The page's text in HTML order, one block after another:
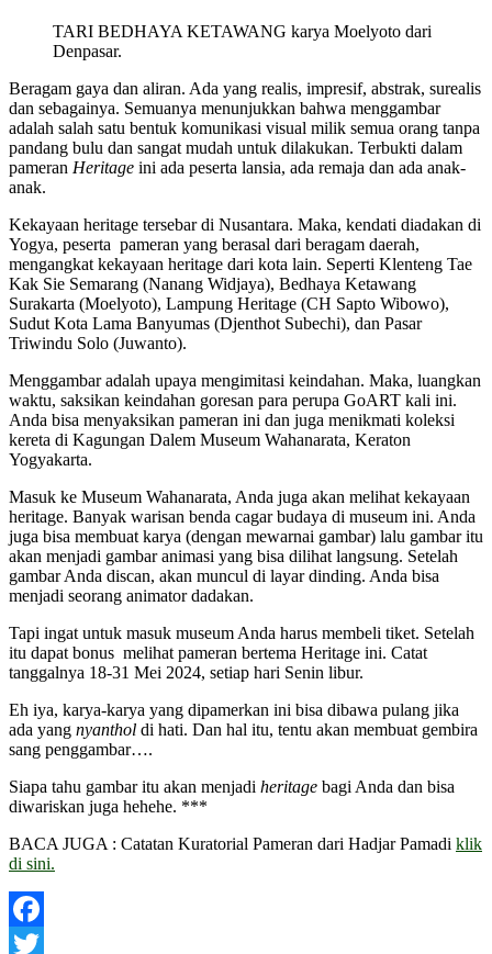
TARI BEDHAYA KETAWANG karya Moelyoto dari
Denpasar.
Beragam gaya dan aliran. Ada yang realis, impresif, abstrak, surealis
dan sebagainya. Semuanya menunjukkan bahwa menggambar
adalah salah satu bentuk komunikasi visual milik semua orang tanpa
pandang bulu dan sangat mudah untuk dilakukan. Terbukti dalam
pameran Heritage ini ada peserta lansia, ada remaja dan ada anak-
anak.
Kekayaan heritage tersebar di Nusantara. Maka, kendati diadakan di
Yogya, peserta pameran yang berasal dari beragam daerah,
mengangkat kekayaan heritage dari kota lain. Seperti Klenteng Tae
Kak Sie Semarang (Nanang Widjaya), Bedhaya Ketawang
Surakarta (Moelyoto), Lampung Heritage (CH Sapto Wibowo),
Sudut Kota Lama Banyumas (Djenthot Subechi), dan Pasar
Triwindu Solo (Juwanto).
Menggambar adalah upaya mengimitasi keindahan. Maka, luangkan
waktu, saksikan keindahan goresan para perupa GoART kali ini.
Anda bisa menyaksikan pameran ini dan juga menikmati koleksi
kereta di Kagungan Dalem Museum Wahanarata, Keraton
Yogyakarta.
Masuk ke Museum Wahanarata, Anda juga akan melihat kekayaan
heritage. Banyak warisan benda cagar budaya di museum ini. Anda
juga bisa membuat karya (dengan mewarnai gambar) lalu gambar itu
akan menjadi gambar animasi yang bisa dilihat langsung. Setelah
gambar Anda discan, akan muncul di layar dinding. Anda bisa
menjadi seorang animator dadakan.
Tapi ingat untuk masuk museum Anda harus membeli tiket. Setelah
itu dapat bonus melihat pameran bertema Heritage ini. Catat
tanggalnya 18-31 Mei 2024, setiap hari Senin libur.
Eh iya, karya-karya yang dipamerkan ini bisa dibawa pulang jika
ada yang nyanthol di hati. Dan hal itu, tentu akan membuat gembira
sang penggambar….
Siapa tahu gambar itu akan menjadi heritage bagi Anda dan bisa
diwariskan juga hehehe. ***
BACA JUGA : Catatan Kuratorial Pameran dari Hadjar Pamadi klik
di sini.
Facebook